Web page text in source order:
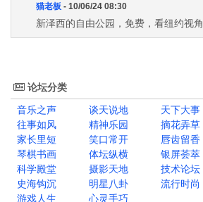
猫老板 - 10/06/24 08:30
新泽西的自由公园，免费，看纽约视角
论坛分类
音乐之声
谈天说地 天下大事
往事如风
精神乐园 摘花弄草
家长里短
笑口常开 唇齿留香
琴棋书画
体坛纵横 银屏荟萃
科学殿堂
摄影天地 技术论坛
史海钩沉
明星八卦 流行时尚
游戏人生
心灵手巧